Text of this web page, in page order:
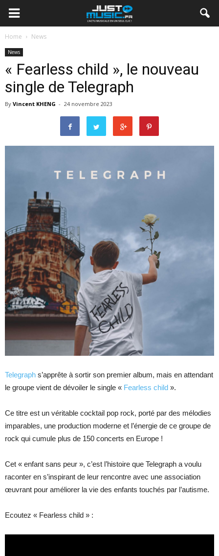
Home News
News
« Fearless child », le nouveau
single de Telegraph
By Vincent KHENG - 24 novembre 2023
Telegraph s’apprête à sortir son premier album, mais en attendant
le groupe vient de dévoiler le single « Fearless child ».
Ce titre est un véritable cocktail pop rock, porté par des mélodies
imparables, une production moderne et l’énergie de ce groupe de
rock qui cumule plus de 150 concerts en Europe !
Cet « enfant sans peur », c’est l’histoire que Telegraph a voulu
raconter en s’inspirant de leur rencontre avec une association
œuvrant pour améliorer la vie des enfants touchés par l’autisme.
Ecoutez « Fearless child » :